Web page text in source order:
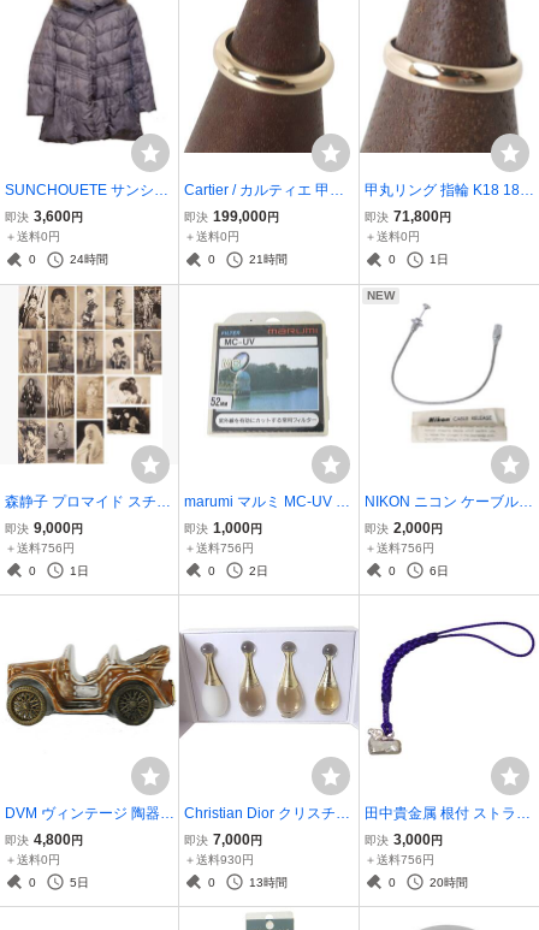
SUNCHOUETE サンシュ
エット ファーフード付 ダ
ウンコート ヒースグレー
L?LLサイズ バスト86~10
NT 美品 ABランク
即決 3,600円
＋送料0円
0
24時間
Cartier / カルティエ 甲丸
リング 56 OWX324 Au75
0 18金 YG 6.7g 15.5号 N
O 美品 Bランク
即決 199,000円
＋送料0円
0
21時間
甲丸リング 指輪 K18 18金
YG イエローゴールド 12
号 リング幅3.3mm リング
厚み0.9mm 重量2.3g NT
即決 71,800円
＋送料0円
0
1日
森静子 プロマイド スチー
ル写真 18枚セット 戦前
戦中 戦後 大正 昭和 レト
ロ 映画 女優 NT Cランク
即決 9,000円
＋送料756円
0
1日
marumi マルミ MC-UV フ
ィルター 52mm 箱 NT 美
品 Aランク
即決 1,000円
＋送料756円
0
2日
NEW
NIKON ニコン ケーブルレ
リーズ NT 美品 Aランク
即決 2,000円
＋送料756円
0
6日
DVM ヴィンテージ 陶器ボ
トル ミニボトル 置物 イタ
リア車 クラシックカー 19
12 縦5×横11×奥4.1(cm)
即決 4,800円
＋送料0円
0
5日
Christian Dior クリスチャ
ンディオール ジャドール
ロー インフィニッシム パ
ルファンドー 4本セット
即決 7,000円
＋送料930円
0
13時間
田中貴金属 根付 ストラッ
プ 干支 未 Sv900 全長9c
m 重量1.6g NT Bランク
即決 3,000円
＋送料756円
0
20時間